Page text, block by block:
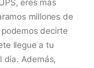
eres más
millones de
decirte
llegue a tu
día. Además,